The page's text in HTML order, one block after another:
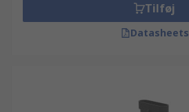
Tilføj
Datasheets